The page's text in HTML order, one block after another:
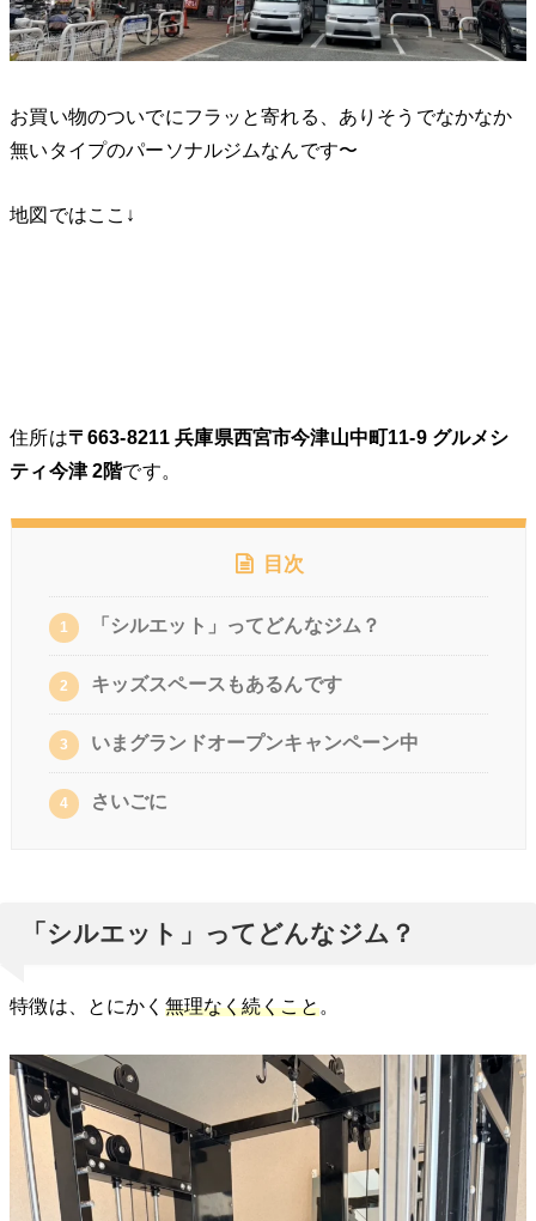
お買い物のついでにフラッと寄れる、ありそうでなかなか
無いタイプのパーソナルジムなんです〜
地図ではここ↓
住所は〒663-8211 兵庫県西宮市今津山中町11-9 グルメシ
ティ今津 2階です。
目次
1 「シルエット」ってどんなジム？
2 キッズスペースもあるんです
3 いまグランドオープンキャンペーン中
4 さいごに
「シルエット」ってどんなジム？
特徴は、とにかく 無理なく続くこと。